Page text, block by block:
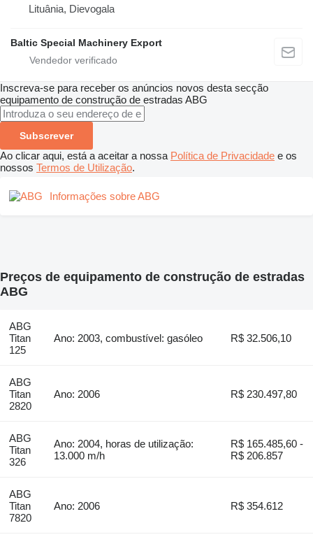
Lituânia, Dievogala
Baltic Special Machinery Export
Inscreva-se para receber os anúncios novos desta secção
equipamento de construção de estradas ABG
Subscrever
Ao clicar aqui, está a aceitar a nossa Política de Privacidade e os
nossos Termos de Utilização.
Informações sobre ABG
Preços de equipamento de construção de estradas
ABG
ABG
Titan
125
Ano: 2003, combustível: gasóleo R$ 32.506,10
ABG
Titan
2820
Ano: 2006 R$ 230.497,80
ABG
Titan
326
Ano: 2004, horas de utilização:
13.000 m/h
R$ 165.485,60 -
R$ 206.857
ABG
Titan
7820
Ano: 2006 R$ 354.612